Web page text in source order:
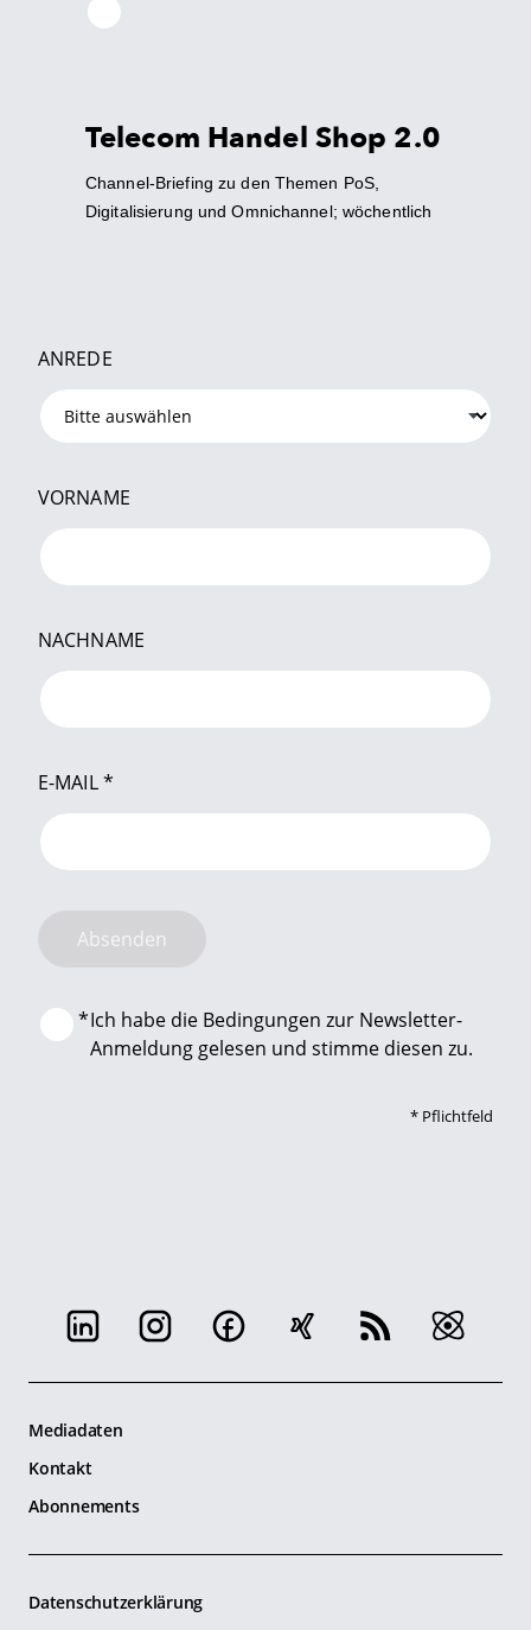
Telecom Handel Shop 2.0
Channel-Briefing zu den Themen PoS,
Digitalisierung und Omnichannel; wöchentlich
ANREDE
VORNAME
NACHNAME
E-MAIL*
Absenden
*Ich habe die Bedingungen zur Newsletter-
Anmeldung gelesen und stimme diesen zu.
* Pflichtfeld
Mediadaten
Kontakt
Abonnements
Datenschutzerklärung